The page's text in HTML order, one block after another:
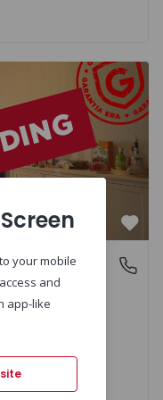
Adrião e Olival
Lisboa
Lisboa
your mobile
and
app-like